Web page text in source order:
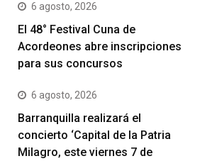
6 agosto, 2026
El 48° Festival Cuna de
Acordeones abre inscripciones
para sus concursos
6 agosto, 2026
Barranquilla realizará el
concierto ‘Capital de la Patria
Milagro, este viernes 7 de